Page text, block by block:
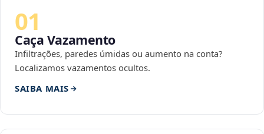
01
Caça Vazamento
Infiltrações, paredes úmidas ou aumento na conta?
Localizamos vazamentos ocultos.
SAIBA MAIS